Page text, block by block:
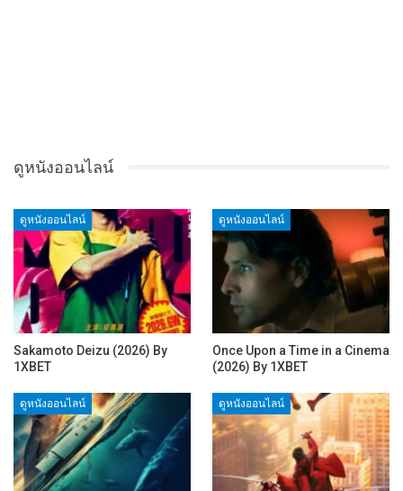
ดูหนังออนไลน์
ดูหนังออนไลน์
Sakamoto Deizu (2026) By
1XBET
ดูหนังออนไลน์
Once Upon a Time in a Cinema
(2026) By 1XBET
ดูหนังออนไลน์ ดูหนังออนไลน์